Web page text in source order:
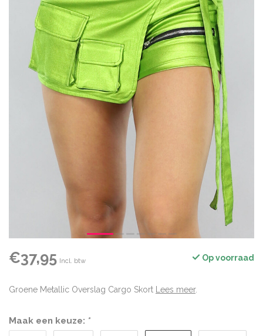
€37,95 Incl. btw Op voorraad
Groene Metallic Overslag Cargo Skort Lees meer.
Maak een keuze: *